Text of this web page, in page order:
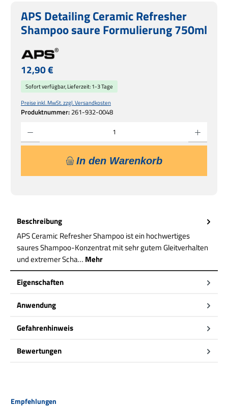
APS Detailing Ceramic Refresher
Shampoo saure Formulierung 750ml
Regulärer Preis:
12,90 €
Preise inkl. MwSt. zzgl. Versandkosten
Produktnummer:261-932-0048
Sofort verfügbar, Lieferzeit: 1-3 Tage
In den Warenkorb
Beschreibung
APS Ceramic Refresher Shampoo ist ein hochwertiges
saures Shampoo-Konzentrat mit sehr gutem Gleitverhalten
und extremer Scha… Mehr
Eigenschaften
Anwendung
Gefahrenhinweis
Bewertungen
Produktgalerie überspringen
Empfehlungen